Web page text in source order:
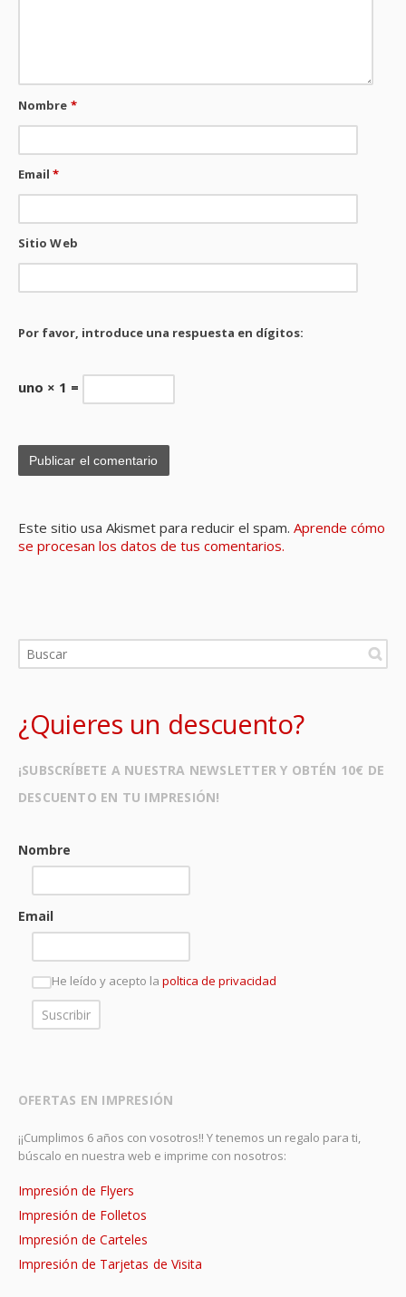
Nombre *
Email*
Sitio Web
Por favor, introduce una respuesta en dígitos:
uno × 1 =
Este sitio usa Akismet para reducir el spam. Aprende cómo
se procesan los datos de tus comentarios.
¿Quieres un descuento?
¡SUBSCRÍBETE A NUESTRA NEWSLETTER Y OBTÉN 10€ DE
DESCUENTO EN TU IMPRESIÓN!
Nombre
Email
He leído y acepto la poltica de privacidad
OFERTAS EN IMPRESIÓN
¡¡Cumplimos 6 años con vosotros!! Y tenemos un regalo para ti,
búscalo en nuestra web e imprime con nosotros:
Impresión de Flyers
Impresión de Folletos
Impresión de Carteles
Impresión de Tarjetas de Visita